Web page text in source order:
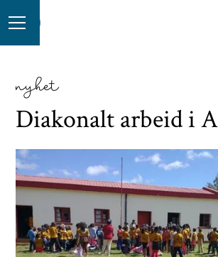
nyhet
Diakonalt arbeid i